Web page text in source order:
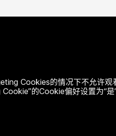
Cookies的情况下不允许观
的Cookie偏好设置为“是”